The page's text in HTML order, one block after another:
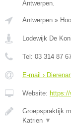
Antwerpen.
Antwerpen »
Lodewijk De
Tel: 03 314 87
E-mail ›
Website:
Groepspraktijk
Katrien ▼